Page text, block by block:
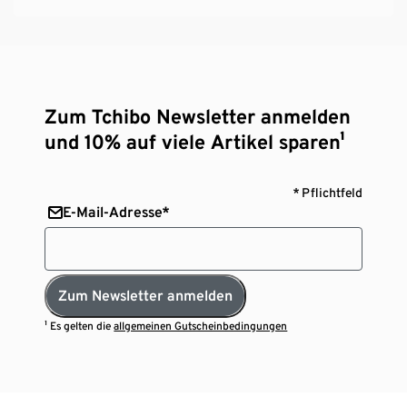
Zum Tchibo Newsletter anmelden
und 10% auf viele Artikel sparen¹
* Pflichtfeld
E-Mail-Adresse*
Zum Newsletter anmelden
¹ Es gelten dieallgemeinen Gutscheinbedingungen